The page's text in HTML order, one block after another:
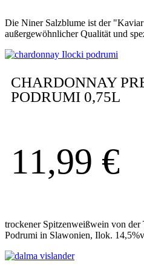
Die Niner Salzblume ist der
außergewöhnlicher Qualität und
CHARDONNAY
PODRUMI 0,75L
11,99 €
trockener Spitzenweißwein von
Podrumi in Slawonien, Ilok.